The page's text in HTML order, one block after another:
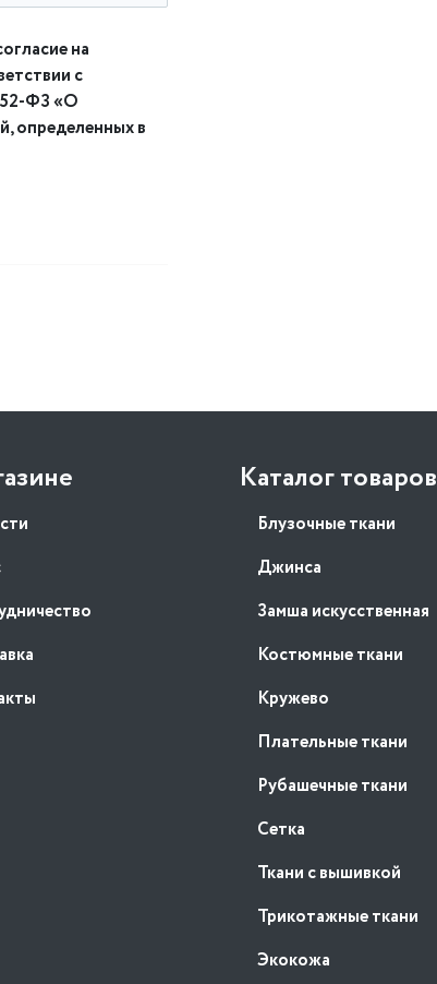
на
с
ФЗ «О
определенных в
Каталог товаров
Блузочные ткани
Джинса
Замша искусственная
Костюмные ткани
Кружево
Плательные ткани
Рубашечные ткани
Сетка
Ткани с вышивкой
Трикотажные ткани
Экокожа